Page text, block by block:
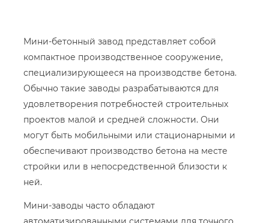
Мини-бетонный завод представляет собой
компактное производственное сооружение,
специализирующееся на производстве бетона.
Обычно такие заводы разрабатываются для
удовлетворения потребностей строительных
проектов малой и средней сложности. Они
могут быть мобильными или стационарными и
обеспечивают производство бетона на месте
стройки или в непосредственной близости к
ней.
Мини-заводы часто обладают